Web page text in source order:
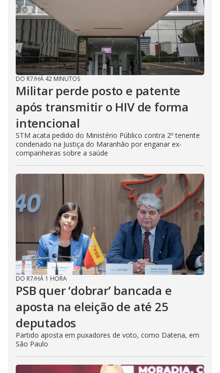
DO R7/HÁ 42 MINUTOS
Militar perde posto e patente
após transmitir o HIV de forma
intencional
STM acata pedido do Ministério Público contra 2º tenente
condenado na Justiça do Maranhão por enganar ex-
companheiras sobre a saúde
DO R7/HÁ 1 HORA
PSB quer ‘dobrar’ bancada e
aposta na eleição de até 25
deputados
Partido aposta em puxadores de voto, como Datena, em
São Paulo